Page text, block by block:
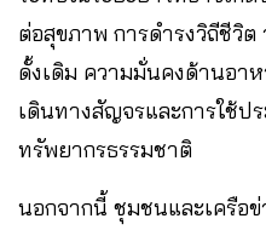
ต่อสุขภาพ การดำรงวิถีชีวิ
ดั้งเดิม ความมั่นคงด้านอา
เดินทางสัญจรและการใช้ป
ทรัพยากรธรรมชาติ
นอกจากนี้ ชุมชนและเครือ